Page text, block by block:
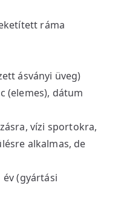
ráma
ásványi üveg)
(elemes), dátum
vízi sportokra,
alkalmas, de
év (gyártási